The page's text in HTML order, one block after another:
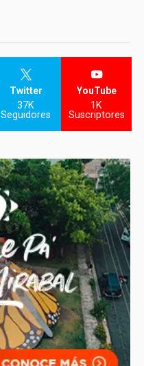
Twitter
37K
Seguidores
YouTube
1K
Suscriptores